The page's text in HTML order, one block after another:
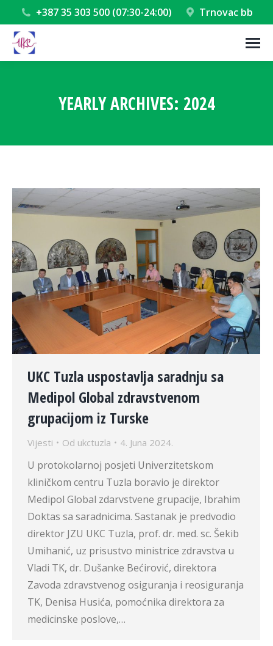
+387 35 303 500 (07:30-24:00) Trnovac bb
YEARLY ARCHIVES: 2024
UKC Tuzla uspostavlja saradnju sa
Medipol Global zdravstvenom
grupacijom iz Turske
Vijesti Od ukctuzla 4. Juna 2024.
U protokolarnoj posjeti Univerzitetskom
kliničkom centru Tuzla boravio je direktor
Medipol Global zdarvstvene grupacije, Ibrahim
Doktas sa saradnicima. Sastanak je predvodio
direktor JZU UKC Tuzla, prof. dr. med. sc. Šekib
Umihanić, uz prisustvo ministrice zdravstva u
Vladi TK, dr. Dušanke Bećirović, direktora
Zavoda zdravstvenog osiguranja i reosiguranja
TK, Denisa Husića, pomoćnika direktora za
medicinske poslove,…